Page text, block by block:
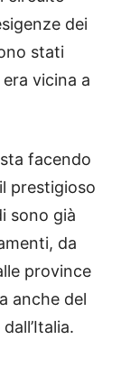
dei
stati
vicina a
facendo
prestigioso
sono già
da
province
anche del